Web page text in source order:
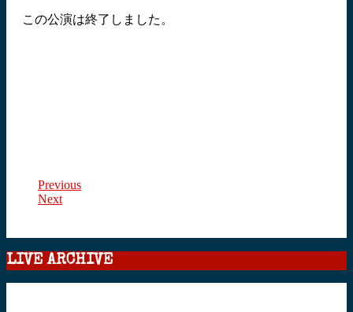
この公演は終了しました。
Previous
Next
LIVE ARCHIVE